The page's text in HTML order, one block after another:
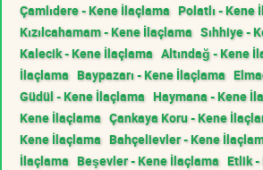
Çamlıdere - Kene İlaçlama Polatlı - Kene
Kızılcahamam - Kene İlaçlama Sıhhiye -
Kalecik - Kene İlaçlama Altındağ - Kene
İlaçlama Baypazarı - Kene İlaçlama
Güdül - Kene İlaçlama Haymana - Kene
Kene İlaçlama Çankaya Koru - Kene
Kene İlaçlama Bahçelievler - Kene
İlaçlama Beşevler - Kene İlaçlama Etlik -